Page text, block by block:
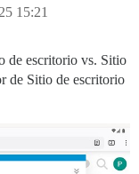
15:21
de escritorio vs. Sitio
de Sitio de escritorio